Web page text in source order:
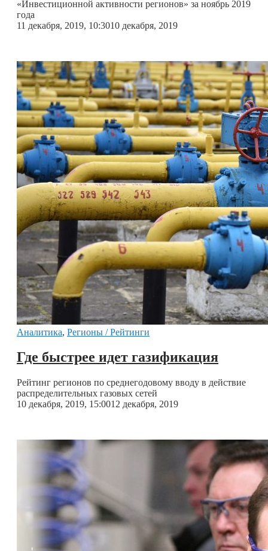
«Инвестиционной активности регионов» за ноябрь 2019
года
11 декабря, 2019, 10:3010 декабря, 2019
Аналитика, Регионы / Рейтинги
Где быстрее идет газификация
Рейтинг регионов по среднегодовому вводу в действие
распределительных газовых сетей
10 декабря, 2019, 15:0012 декабря, 2019